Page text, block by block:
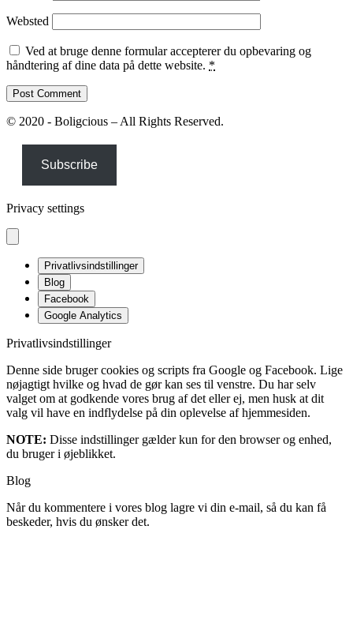
Websted
Ved at bruge denne formular accepterer du opbevaring og
håndtering af dine data på dette website. *
© 2020 - Boligcious – All Rights Reserved.
Subscribe
Privacy settings
Privatlivsindstillinger
Blog
Facebook
Google Analytics
Privatlivsindstillinger
Denne side bruger cookies og scripts fra Google og Facebook. Lige
nøjagtigt hvilke og hvad de gør kan ses til venstre. Du har selv
valget om at godkende vores brug af det eller ej, men husk at dit
valg vil have en indflydelse på din oplevelse af hjemmesiden.
NOTE: Disse indstillinger gælder kun for den browser og enhed,
du bruger i øjeblikket.
Blog
Når du kommentere i vores blog lagre vi din e-mail, så du kan få
beskeder, hvis du ønsker det.